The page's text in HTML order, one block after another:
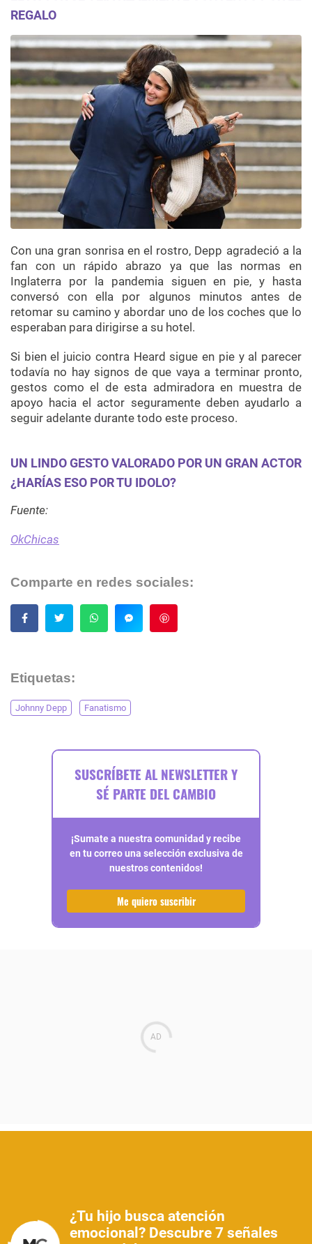
REGALO
Con una gran sonrisa en el rostro, Depp agradeció a la
fan con un rápido abrazo ya que las normas en
Inglaterra por la pandemia siguen en pie, y hasta
conversó con ella por algunos minutos antes de
retomar su camino y abordar uno de los coches que lo
esperaban para dirigirse a su hotel.
Si bien el juicio contra Heard sigue en pie y al parecer
todavía no hay signos de que vaya a terminar pronto,
gestos como el de esta admiradora en muestra de
apoyo hacia el actor seguramente deben ayudarlo a
seguir adelante durante todo este proceso.
UN LINDO GESTO VALORADO POR UN GRAN ACTOR
¿HARÍAS ESO POR TU IDOLO?
Fuente:
OkChicas
Comparte en redes sociales:
Etiquetas:
Johnny Depp Fanatismo
SUSCRÍBETE AL NEWSLETTER Y
SÉ PARTE DEL CAMBIO
¡Sumate a nuestra comunidad y recibe
en tu correo una selección exclusiva de
nuestros contenidos!
Me quiero suscribir
¿Tu hijo busca atención
emocional? Descubre 7 señales